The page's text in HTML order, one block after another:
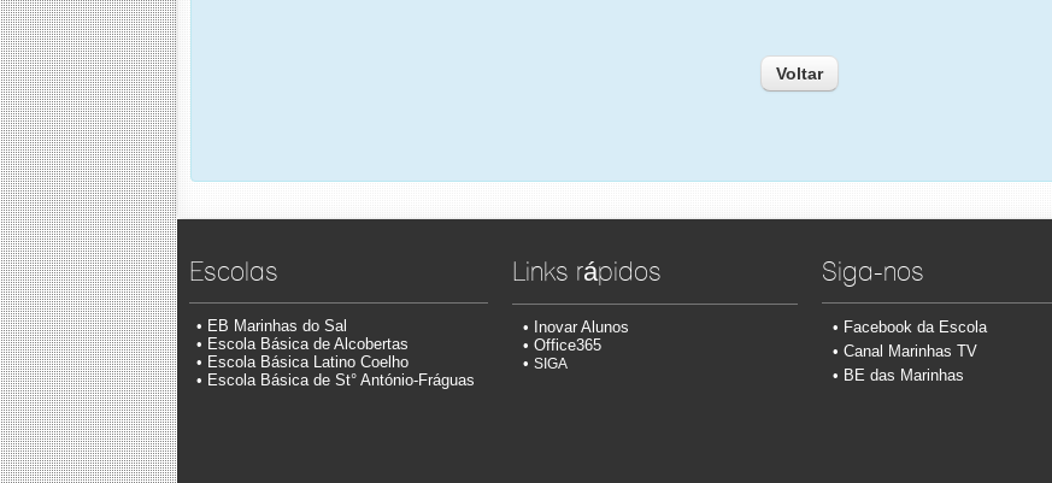
Voltar
Escolas
• EB Marinhas do Sal
• Escola Básica de Alcobertas
• Escola BásicaLatino Coelho
• Escola Básicade St° António-Fráguas
Links rápidos
• Inovar Alunos
• Office365
• SIGA
Siga-nos
• Facebook da Escola
• Canal Marinhas TV
• BE das Marinhas